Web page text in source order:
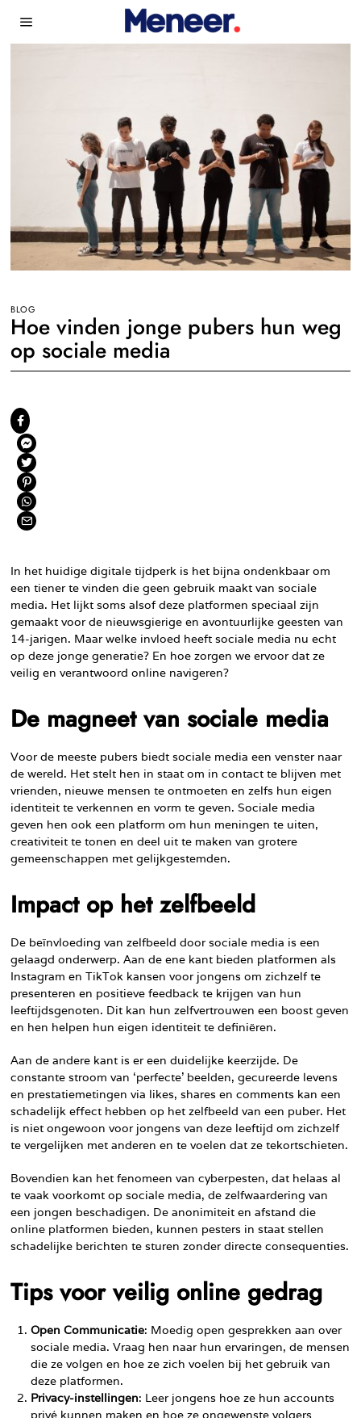
BLOG
Hoe vinden jonge pubers hun weg
op sociale media
In het huidige digitale tijdperk is het bijna ondenkbaar om
een tiener te vinden die geen gebruik maakt van sociale
media. Het lijkt soms alsof deze platformen speciaal zijn
gemaakt voor de nieuwsgierige en avontuurlijke geesten van
14-jarigen. Maar welke invloed heeft sociale media nu echt
op deze jonge generatie? En hoe zorgen we ervoor dat ze
veilig en verantwoord online navigeren?
De magneet van sociale media
Voor de meeste pubers biedt sociale media een venster naar
de wereld. Het stelt hen in staat om in contact te blijven met
vrienden, nieuwe mensen te ontmoeten en zelfs hun eigen
identiteit te verkennen en vorm te geven. Sociale media
geven hen ook een platform om hun meningen te uiten,
creativiteit te tonen en deel uit te maken van grotere
gemeenschappen met gelijkgestemden.
Impact op het zelfbeeld
De beïnvloeding van zelfbeeld door sociale media is een
gelaagd onderwerp. Aan de ene kant bieden platformen als
Instagram en TikTok kansen voor jongens om zichzelf te
presenteren en positieve feedback te krijgen van hun
leeftijdsgenoten. Dit kan hun zelfvertrouwen een boost geven
en hen helpen hun eigen identiteit te definiëren.
Aan de andere kant is er een duidelijke keerzijde. De
constante stroom van ‘perfecte’ beelden, gecureerde levens
en prestatiemetingen via likes, shares en comments kan een
schadelijk effect hebben op het zelfbeeld van een puber. Het
is niet ongewoon voor jongens van deze leeftijd om zichzelf
te vergelijken met anderen en te voelen dat ze tekortschieten.
Bovendien kan het fenomeen van cyberpesten, dat helaas al
te vaak voorkomt op sociale media, de zelfwaardering van
een jongen beschadigen. De anonimiteit en afstand die
online platformen bieden, kunnen pesters in staat stellen
schadelijke berichten te sturen zonder directe consequenties.
Tips voor veilig online gedrag
Open Communicatie: Moedig open gesprekken aan over
sociale media. Vraag hen naar hun ervaringen, de mensen
die ze volgen en hoe ze zich voelen bij het gebruik van
deze platformen.
Privacy-instellingen: Leer jongens hoe ze hun accounts
privé kunnen maken en hoe ze ongewenste volgers